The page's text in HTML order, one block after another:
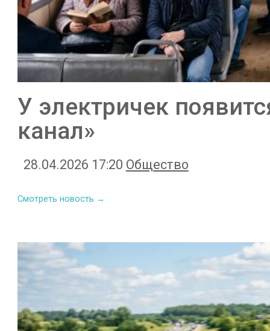
У электричек
канал»
28.04.2026 17:20 Общество
Смотреть новость →